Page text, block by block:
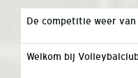
De competitie weer
Welkom bij